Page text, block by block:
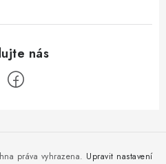
práva vyhrazena. Upravit nastavení